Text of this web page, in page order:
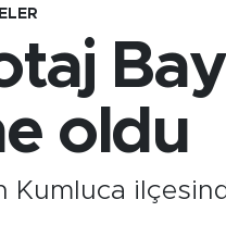
oldu
Kumluca
ve Fikstür